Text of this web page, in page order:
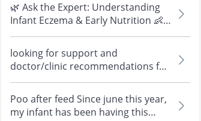
🌿 Ask the Expert: Understanding
Infant Eczema & Early Nutrition 👶
Have questions about eczema,
sensi...
looking for support and
doctor/clinic recommendations for
a medical abortion i'm feeling really
over...
Poo after feed Since june this year,
my infant has been having this